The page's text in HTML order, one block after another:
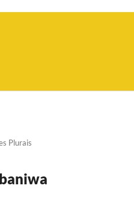
Plurais